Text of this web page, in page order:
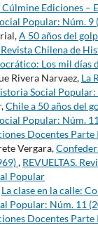
Cúlmine Ediciones –
Popular: Núm. 9
A 50 años del
Revista Chilena de
Los mil días
Rivera Narvaez, La
Social
Chile a 50 años del
Popular: Núm.
Docentes Parte
Vergara,
, REVUELTAS.
Popular
La clase en la calle:
Popular: Núm. 11
Docentes Parte